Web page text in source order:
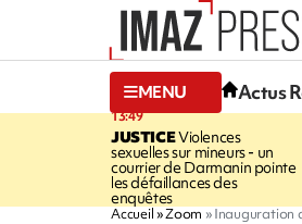
MENU Actus
13:49
JUSTICEViolences
sexuelles sur mineurs - un
courrier de Darmanin pointe
les défaillances des
enquêtes
Accueil Zoom Inauguration